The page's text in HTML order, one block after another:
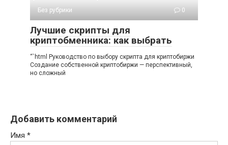
Без рубрики
0
Лучшие скрипты для
криптобменника: как выбрать
“`html Руководство по выбору скрипта для криптобиржи
Создание собственной криптобиржи — перспективный,
но сложный
Добавить комментарий
Имя *